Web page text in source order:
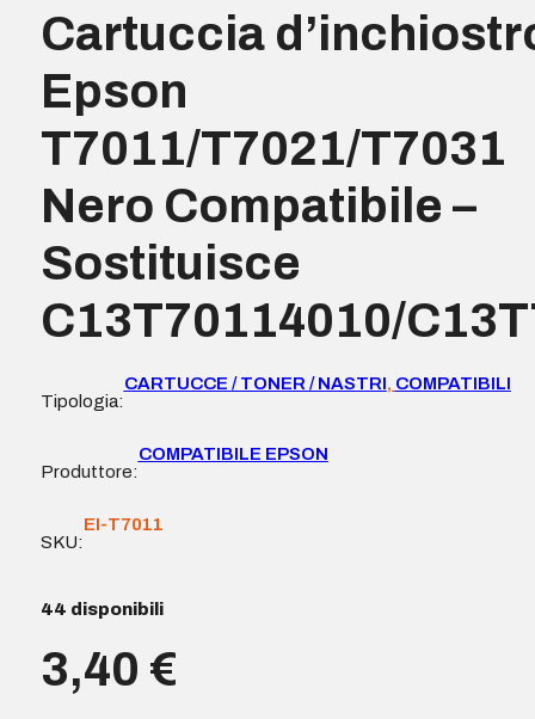
Cartuccia
Epson
T7011/T7021/T7031
Nero Compatibile –
Sostituisce
C13T70114010/
Tipologia:
CARTUCCE / TONER / NASTRI, COMPATIBILI
Produttore:
COMPATIBILE EPSON
SKU:
EI-T7011
44 disponibili
3,40 €